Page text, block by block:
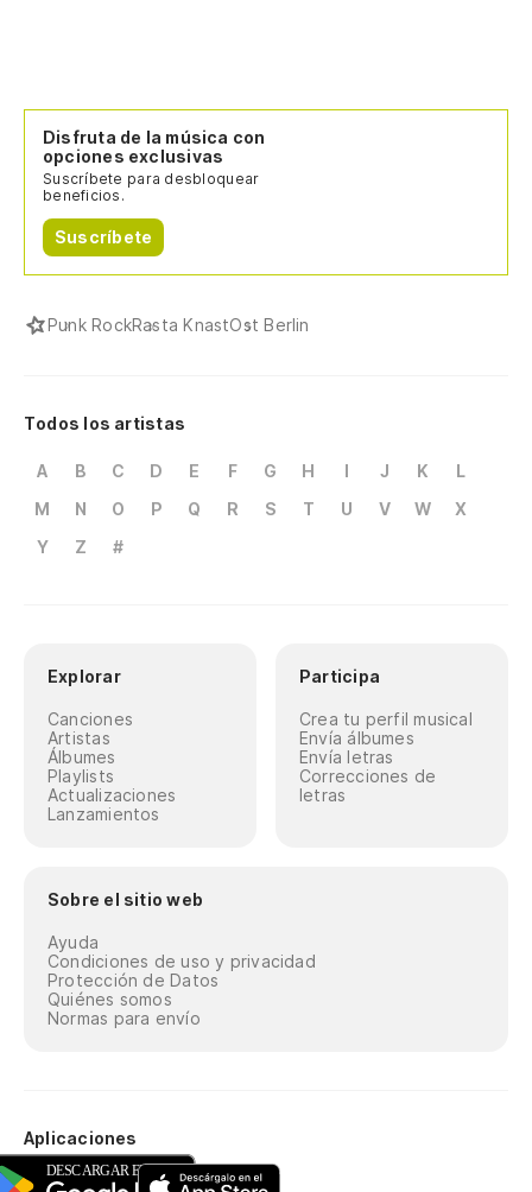
Disfruta de la música con
opciones exclusivas
Suscríbete para desbloquear
beneficios.
Suscríbete
Punk RockRasta KnastOst Berlin
Todos los artistas
A B C D E F G H I J K
L
M
N O P Q R S T U V W
X
Y
Z #
Explorar
Canciones
Artistas
Álbumes
Playlists
Actualizaciones
Lanzamientos
Participa
Crea tu perfil musical
Envía álbumes
Envía letras
Correcciones de
letras
Sobre el sitio web
Ayuda
Condiciones de uso y privacidad
Protección de Datos
Quiénes somos
Normas para envío
Aplicaciones